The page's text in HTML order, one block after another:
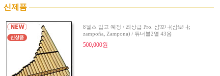
신제품
8월초 입고 예정 / 최상급 Pro. 샴포냐(삼뽀냐;
zampoña, Zampona) / 튜너블2열 43음
500,000원